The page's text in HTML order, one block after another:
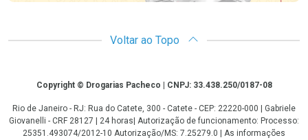
Voltar ao Topo
CopyrightCopyright © Drogarias Pacheco | CNPJ: 33.438.250/0187-08
Rio de Janeiro - RJ: Rua do Catete, 300 - Catete - CEP: 22220-000 | Gabriele
Giovanelli - CRF 28127 | 24 horas| Autorização de funcionamento: Processo:
25351.493074/2012-10 Autorização/MS: 7.25279.0 | As informações